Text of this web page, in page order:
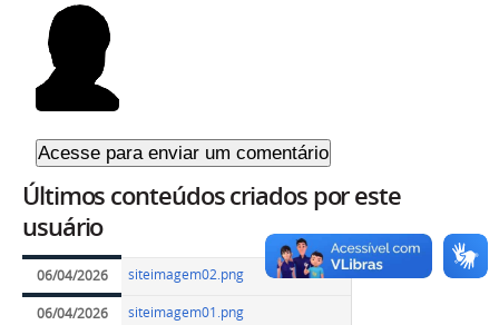
Últimos conteúdos criados por este
usuário
06/04/2026 siteimagem02.png
06/04/2026 siteimagem01.png